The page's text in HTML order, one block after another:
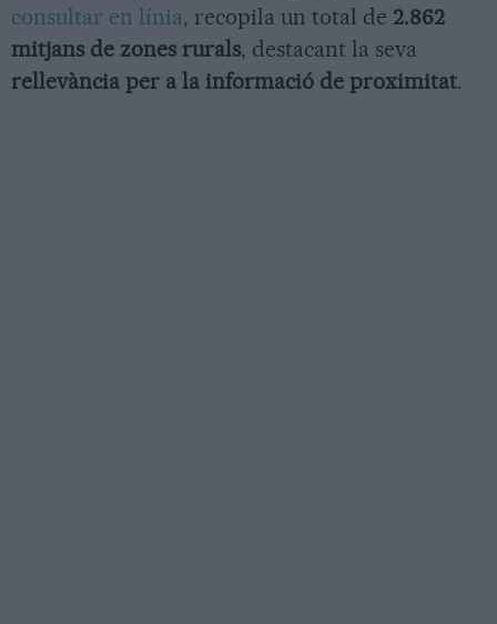
consultar en línia, recopila un total de 2.862
mitjans de zones rurals, destacant la seva
rellevància per a la informació de proximitat.